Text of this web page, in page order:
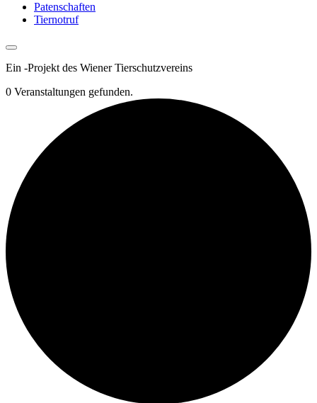
Patenschaften
Tiernotruf
Ein -Projekt des Wiener Tierschutzvereins
0 Veranstaltungen gefunden.